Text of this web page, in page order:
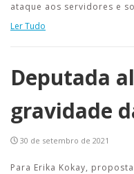
ataque aos servidores e
Ler Tudo
Deputada
gravidade
30 de setembro de 2021
Para Erika Kokay,